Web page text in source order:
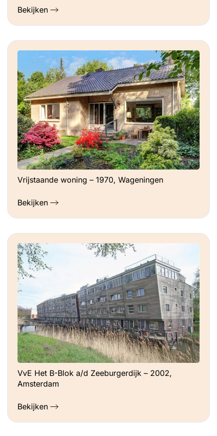
Bekijken
Vrijstaande woning – 1970, Wageningen
Bekijken
VvE Het B-Blok a/d Zeeburgerdijk – 2002,
Amsterdam
Bekijken